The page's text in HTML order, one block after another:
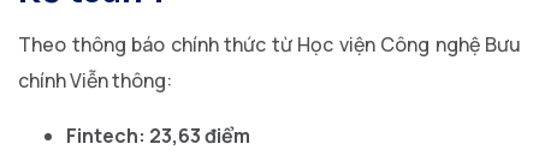
Theo thông báo chính thức từ Học viện Công nghệ Bưu
chính Viễn thông:
Fintech: 23,63 điểm